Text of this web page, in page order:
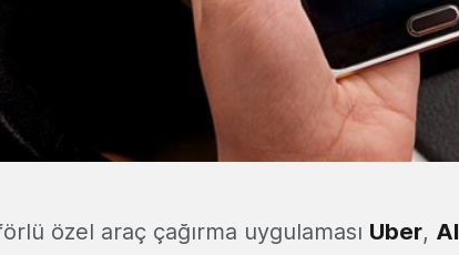
özel araç çağırma uygulaması Uber,